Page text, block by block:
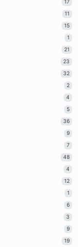
17
11
15
1
21
23
32
2
4
5
36
9
7
48
4
12
1
6
3
9
19